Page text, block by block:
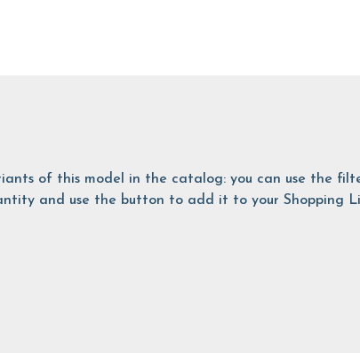
of this model in the catalog: you can use the
and use the button to add it to your Shopping